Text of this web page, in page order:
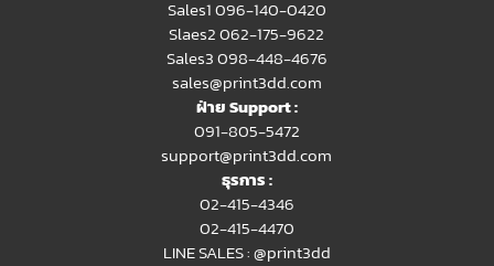
Sales1 096-140-0420
Slaes2062-175-9622
Sales3 098-448-4676
sales@print3dd.com
ฝ่าย Support :
091-805-5472
support@print3dd.com
ธุรการ :
02-415-4346
02-415-4470
LINE SALES :@print3dd